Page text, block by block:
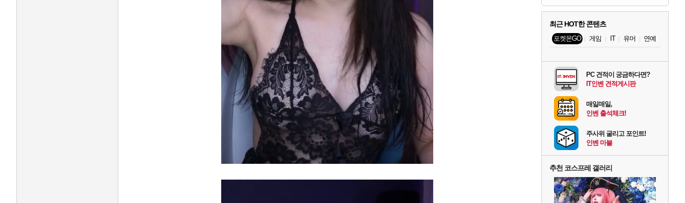
최근 HOT한 콘텐츠
포켓몬GO 게임 IT 유머 연예
PC 견적이 궁금하다면?
IT인벤 견적게시판
매일매일,
인벤 출석체크!
주사위 굴리고 포인트!
인벤 마블
추천 코스프레 갤러리